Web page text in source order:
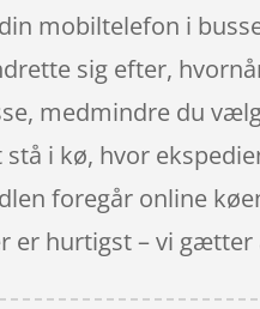
mobiltelefon i
sig efter,
medmindre du
i kø, hvor
foregår online
er hurtigst – vi